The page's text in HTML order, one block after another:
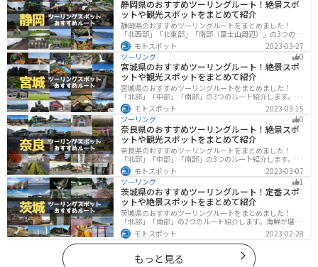
静岡県のおすすめツーリングルート！絶景スポ
ットや観光スポットをまとめて紹介
静岡県のおすすめツーリングルートをまとめました！
「北西部」「北東部」「南部（富士山周辺）」の3つのル
ート紹介します。富士山を中心に自然豊かな景色や食事
を楽しめるスポットが多数あります。バイクで静岡県に
ツーリングに行く際は参考にしてください。
モトスポット
2023-03-27
ツーリング
0
宮城県のおすすめツーリングルート！絶景スポ
ットや観光スポットをまとめて紹介
宮城県のおすすめツーリングルートをまとめました！
「北部」「中部」「南部」の3つのルート紹介します。キ
ツネ村や広大な山や滝、湖などを歴史や自然を満喫する
ツーリングができます。バイクで宮城県にツーリングに
行く際は参考にしてください。
モトスポット
2023-03-15
ツーリング
0
奈良県のおすすめツーリングルート！絶景スポ
ットや観光スポットをまとめて紹介
奈良県のおすすめツーリングルートをまとめました！
「北部」「中部」「南部」の3つのルート紹介します。歴
史のある神社寺院が多数あり、自然豊かや山々、グルメ
を満喫するツーリングができます。バイクで奈良県にツ
ーリングに行く際は参考にしてください。
モトスポット
2023-03-07
ツーリング
1
茨城県のおすすめツーリングルート！定番スポ
ットや絶景スポットをまとめて紹介
茨城県のおすすめツーリングルートをまとめました！
「北部」「南部」の2つのルート紹介します。海鮮が堪能
できる港や梅の景勝地、自然豊かな山々があるのでツー
リングにもってこいです。バイクで茨城県にツーリング
に行く際は参考にしてください。
モトスポット 2023-02-28
もっと見る